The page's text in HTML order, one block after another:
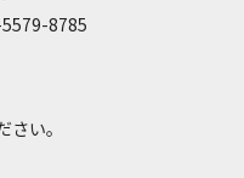
8785
い。